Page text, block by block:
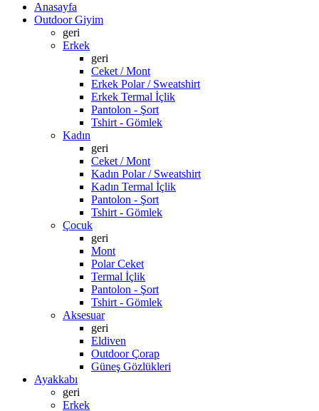
Anasayfa
Outdoor Giyim
geri
Erkek
geri
Ceket / Mont
Erkek Polar / Sweatshirt
Erkek Termal İçlik
Pantolon - Şort
Tshirt - Gömlek
Kadın
geri
Ceket / Mont
Kadın Polar / Sweatshirt
Kadın Termal İçlik
Pantolon - Şort
Tshirt - Gömlek
Çocuk
geri
Mont
Polar Ceket
Termal İçlik
Pantolon - Şort
Tshirt - Gömlek
Aksesuar
geri
Eldiven
Outdoor Çorap
Güneş Gözlükleri
Ayakkabı
geri
Erkek